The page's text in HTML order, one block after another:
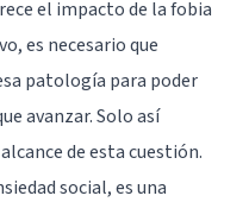
el impacto de la fobia
es necesario que
patología para poder
avanzar. Solo así
de esta cuestión.
social, es una